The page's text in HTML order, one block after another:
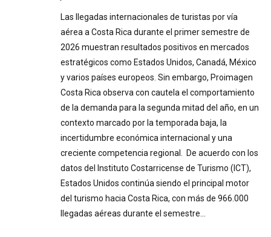
Las llegadas internacionales de turistas por vía
aérea a Costa Rica durante el primer semestre de
2026 muestran resultados positivos en mercados
estratégicos como Estados Unidos, Canadá, México
y varios países europeos. Sin embargo, Proimagen
Costa Rica observa con cautela el comportamiento
de la demanda para la segunda mitad del año, en un
contexto marcado por la temporada baja, la
incertidumbre económica internacional y una
creciente competencia regional. De acuerdo con los
datos del Instituto Costarricense de Turismo (ICT),
Estados Unidos continúa siendo el principal motor
del turismo hacia Costa Rica, con más de 966.000
llegadas aéreas durante el semestre…